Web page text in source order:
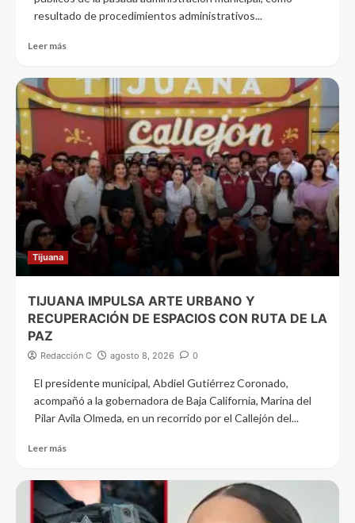
resultado de procedimientos administrativos...
Leer más
Tijuana
TIJUANA IMPULSA ARTE URBANO Y
RECUPERACIÓN DE ESPACIOS CON RUTA DE LA
PAZ
Redacción C agosto 8, 2026 0
El presidente municipal, Abdiel Gutiérrez Coronado,
acompañó a la gobernadora de Baja California, Marina del
Pilar Avila Olmeda, en un recorrido por el Callejón del...
Leer más